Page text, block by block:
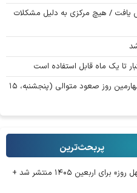
۷۰ درصد افزایش یافت / هیچ مرکزی به دلیل مشکلات
تا یک ماه قابل استفاده است
طلای جهانی به اوج ۷ هفته‌ای رسید/چهارمین روز صعود متوالی (پنجشنبه، ۱۵
پربحث‌ترین‌
تازه‌ترین اثر محسن چاوشی با نام «چهل روز» برای اربعین ۱۴۰۵ منتشر شد +